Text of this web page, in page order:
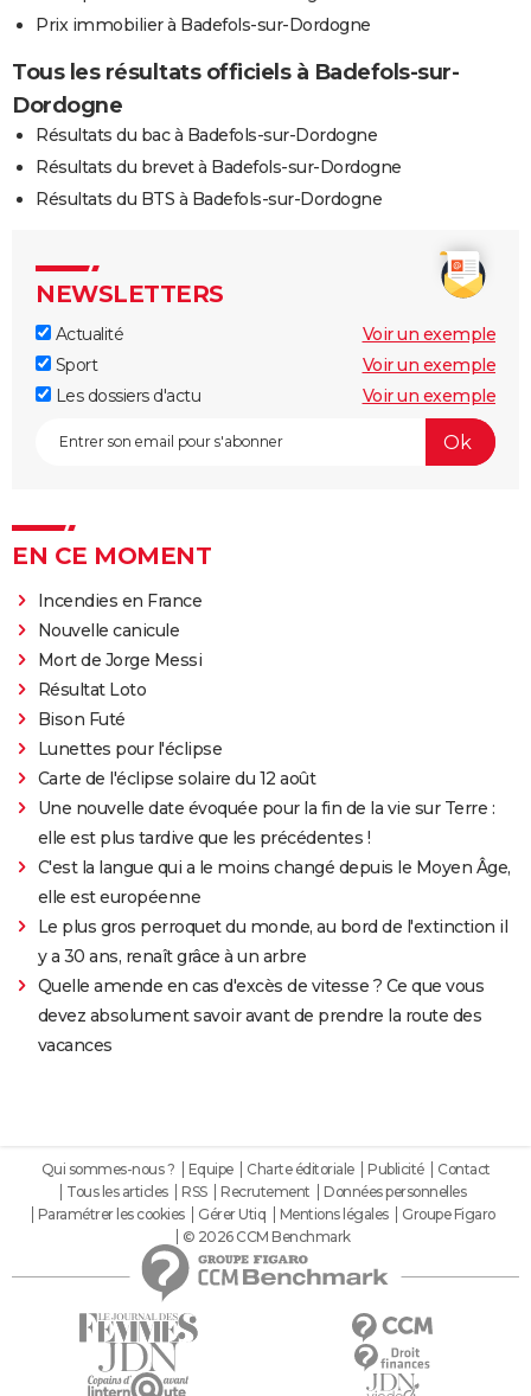
Prix immobilier à Badefols-sur-Dordogne
Tous les résultats officiels à Badefols-sur-
Dordogne
Résultats du bac à Badefols-sur-Dordogne
Résultats du brevet à Badefols-sur-Dordogne
Résultats du BTS à Badefols-sur-Dordogne
NEWSLETTERS
Actualité
Voir un exemple
Sport
Voir un exemple
Les dossiers d'actu
Voir un exemple
EN CE MOMENT
Incendies en France
Nouvelle canicule
Mort de Jorge Messi
Résultat Loto
Bison Futé
Lunettes pour l'éclipse
Carte de l'éclipse solaire du 12 août
Une nouvelle date évoquée pour la fin de la vie sur Terre :
elle est plus tardive que les précédentes !
C'est la langue qui a le moins changé depuis le Moyen Âge,
elle est européenne
Le plus gros perroquet du monde, au bord de l'extinction il
y a 30 ans, renaît grâce à un arbre
Quelle amende en cas d'excès de vitesse ? Ce que vous
devez absolument savoir avant de prendre la route des
vacances
Qui sommes-nous ? Equipe Charte éditoriale Publicité
Contact
Tous les articles
RSS Recrutement
Données personnelles
Paramétrer les cookies
Gérer Utiq Mentions légales
Groupe Figaro
© 2026 CCM Benchmark